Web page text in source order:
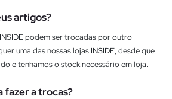
artigos?
podem ser trocadas por outro
uma das nossas lojas INSIDE, desde que
e tenhamos o stock necessário em loja.
fazer a trocas?